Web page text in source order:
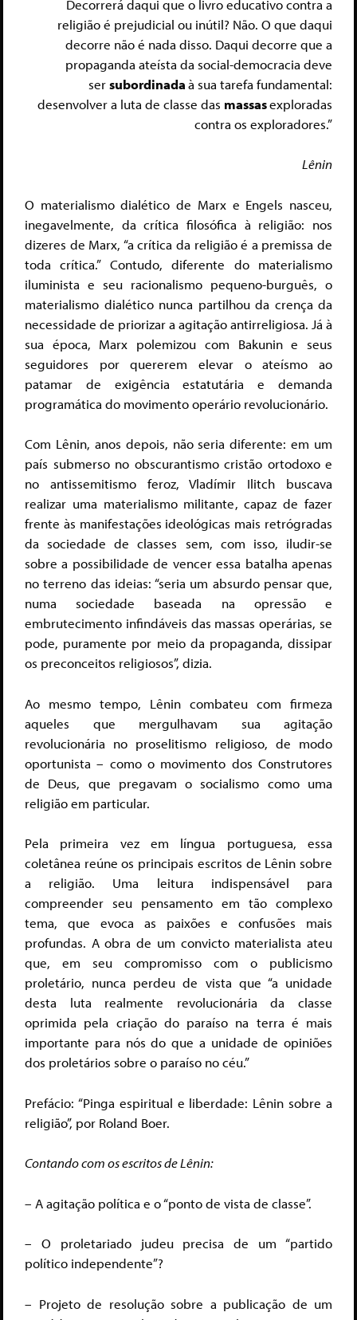
Decorrerá daqui que o livro educativo contra a
religião é prejudicial ou inútil? Não. O que daqui
decorre não é nada disso. Daqui decorre que a
propaganda ateísta da social-democracia deve
sersubordinadaà sua tarefa fundamental:
desenvolver a luta de classe das massasexploradas
contra os exploradores.”
Lênin
O materialismo dialético de Marx e Engels nasceu,
inegavelmente, da crítica filosófica à religião: nos
dizeres de Marx, “a crítica da religião é a premissa de
toda crítica.” Contudo, diferente do materialismo
iluminista e seu racionalismo pequeno-burguês, o
materialismo dialético nunca partilhou da crença da
necessidade de priorizar a agitação antirreligiosa. Já à
sua época, Marx polemizou com Bakunin e seus
seguidores por quererem elevar o ateísmo ao
patamar de exigência estatutária e demanda
programática do movimento operário revolucionário.
Com Lênin, anos depois, não seria diferente: em um
país submerso no obscurantismo cristão ortodoxo e
no antissemitismo feroz, Vladímir Ilitch buscava
realizar uma materialismo militante, capaz de fazer
frente às manifestações ideológicas mais retrógradas
da sociedade de classes sem, com isso, iludir-se
sobre a possibilidade de vencer essa batalha apenas
no terreno das ideias: “seria um absurdo pensar que,
numa sociedade baseada na opressão e
embrutecimento infindáveis das massas operárias, se
pode, puramente por meio da propaganda, dissipar
os preconceitos religiosos”, dizia.
Ao mesmo tempo, Lênin combateu com firmeza
aqueles que mergulhavam sua agitação
revolucionária no proselitismo religioso, de modo
oportunista – como o movimento dos Construtores
de Deus, que pregavam o socialismo como uma
religião em particular.
Pela primeira vez em língua portuguesa, essa
coletânea reúne os principais escritos de Lênin sobre
a religião. Uma leitura indispensável para
compreender seu pensamento em tão complexo
tema, que evoca as paixões e confusões mais
profundas. A obra de um convicto materialista ateu
que, em seu compromisso com o publicismo
proletário, nunca perdeu de vista que “a unidade
desta luta realmente revolucionária da classe
oprimida pela criação do paraíso na terra é mais
importante para nós do que a unidade de opiniões
dos proletários sobre o paraíso no céu.”
Prefácio: “Pinga espiritual e liberdade: Lênin sobre a
religião”, por Roland Boer.
Contando com os escritos de Lênin:
– A agitação política e o “ponto de vista de classe”.
– O proletariado judeu precisa de um “partido
político independente”?
– Projeto de resolução sobre a publicação de um